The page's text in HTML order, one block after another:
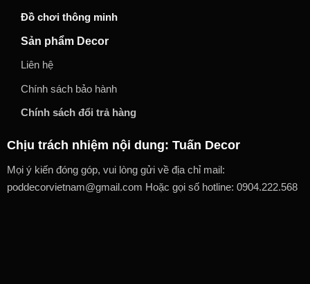
Đồ chơi thông minh
Sản phẩm Decor
Liên hệ
Chính sách bảo hành
Chính sách đổi trả hàng
Chịu trách nhiệm nội dung: Tuấn Decor
Mọi ý kiến đóng góp, vui lòng gửi về địa chỉ mail:
poddecorvietnam@gmail.com Hoặc gọi số hotline: 0904.222.568